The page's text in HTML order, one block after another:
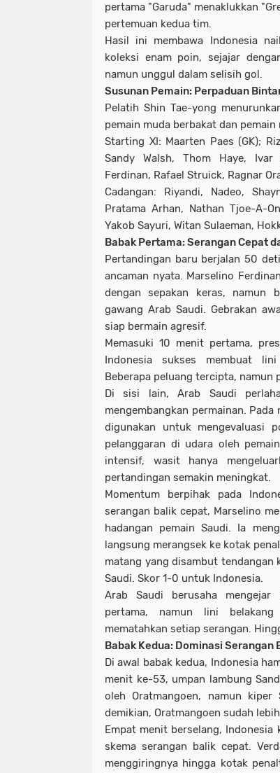
pertama "Garuda" menaklukkan
pertemuan kedua tim.
Hasil ini membawa Indonesia
koleksi enam poin, sejajar
namun unggul dalam selisih gol.
Susunan Pemain: Perpaduan
Pelatih Shin Tae-yong
pemain muda berbakat dan
Starting XI: Maarten Paes (GK);
Sandy Walsh, Thom Haye, Ivar
Ferdinan, Rafael Struick, Ragnar
Cadangan: Riyandi, Nadeo,
Pratama Arhan, Nathan Tjoe-A-
Yakob Sayuri, Witan Sulaeman,
Babak Pertama: Serangan Cepat
Pertandingan baru berjalan 50
ancaman nyata. Marselino
dengan sepakan keras, namun
gawang Arab Saudi. Gebrakan
siap bermain agresif.
Memasuki 10 menit pertama,
Indonesia sukses membuat
Beberapa peluang tercipta, namun
Di sisi lain, Arab Saudi
mengembangkan permainan.
digunakan untuk mengevaluasi
pelanggaran di udara oleh
intensif, wasit hanya
pertandingan semakin meningkat.
Momentum berpihak pada
serangan balik cepat, Marselino
hadangan pemain Saudi. Ia
langsung merangsek ke kotak
matang yang disambut tendangan
Saudi. Skor 1-0 untuk Indonesia.
Arab Saudi berusaha
pertama, namun lini
mematahkan setiap serangan.
Babak Kedua: Dominasi Serangan
Di awal babak kedua, Indonesia
menit ke-53, umpan lambung
oleh Oratmangoen, namun
demikian, Oratmangoen sudah
Empat menit berselang,
skema serangan balik cepat.
menggiringnya hingga kotak